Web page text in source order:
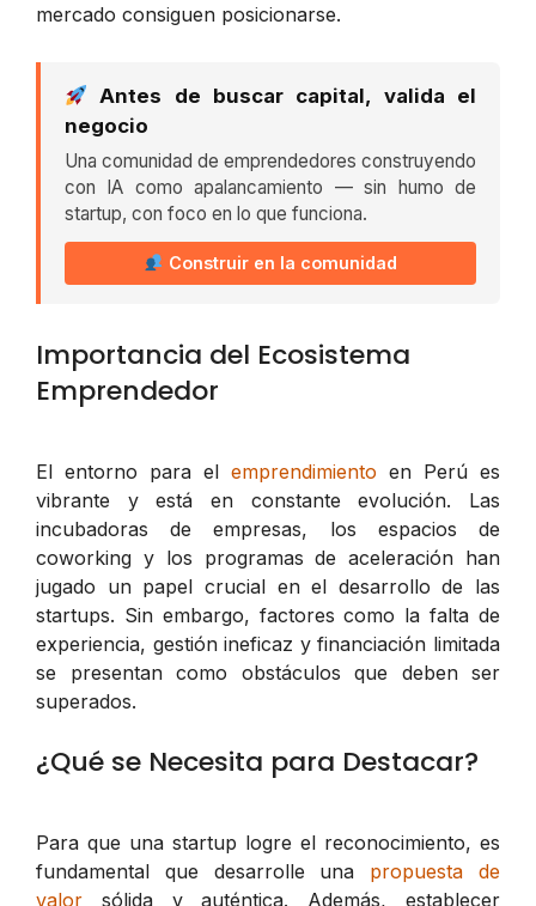
mercado consiguen posicionarse.
Antes de buscar capital, valida el
negocio
Una comunidad de emprendedores construyendo
con IA como apalancamiento — sin humo de
startup, con foco en lo que funciona.
Construir en la comunidad
Importancia del Ecosistema
Emprendedor
El entorno para el emprendimiento en Perú es
vibrante y está en constante evolución. Las
incubadoras de empresas, los espacios de
coworking y los programas de aceleración han
jugado un papel crucial en el desarrollo de las
startups. Sin embargo, factores como la falta de
experiencia, gestión ineficaz y financiación limitada
se presentan como obstáculos que deben ser
superados.
¿Qué se Necesita para Destacar?
Para que una startup logre el reconocimiento, es
fundamental que desarrolle una propuesta de
valor sólida y auténtica. Además, establecer